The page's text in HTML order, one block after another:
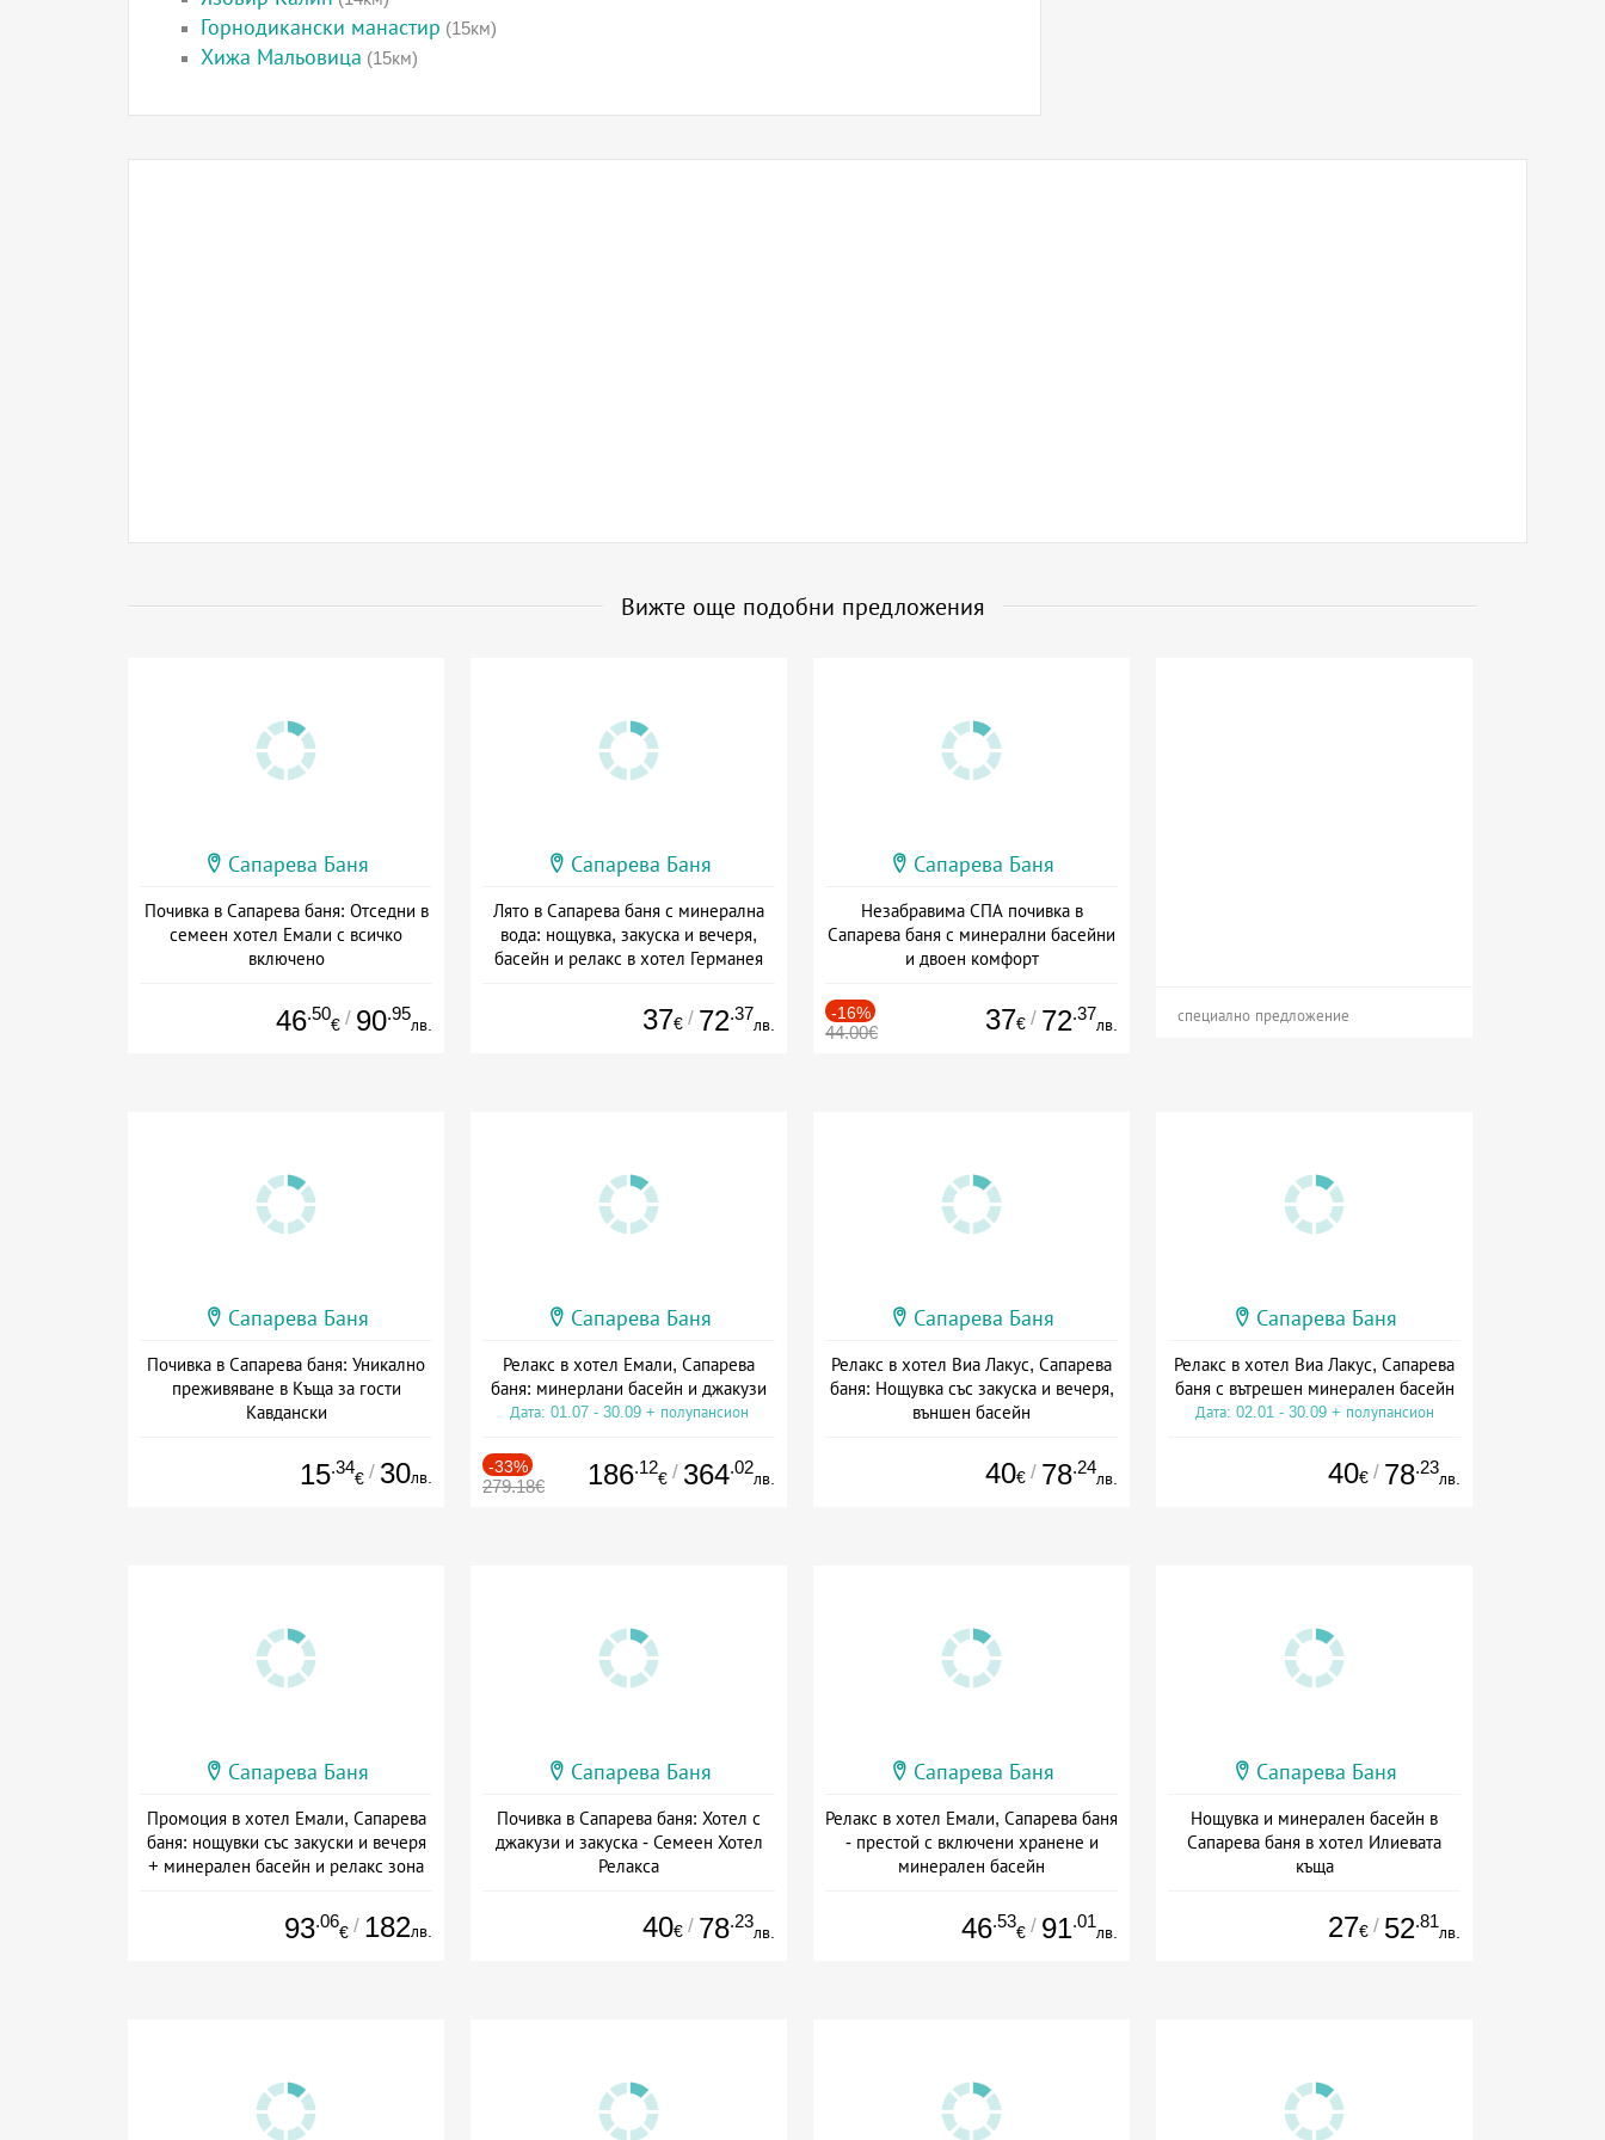
Горнодикански манастир (15км)
Хижа Мальовица (15км)
Вижте още подобни предложения
Сапарева Баня
Почивка в Сапарева баня: Отседни в
семеен хотел Емали с всичко
включено
46.50
€ / 90.95
лв.
Сапарева Баня
Лято в Сапарева баня с минерална
вода: нощувка, закуска и вечеря,
басейн и релакс в хотел Германея
37€ / 72.37
лв.
Сапарева Баня
Незабравима СПА почивка в
Сапарева баня с минерални басейни
и двоен комфорт
-16%
44.00€ 37€ / 72.37
лв. специално предложение
Сапарева Баня
Почивка в Сапарева баня: Уникално
преживяване в Къща за гости
Кавдански
15.34
€ / 30лв.
Сапарева Баня
Релакс в хотел Емали, Сапарева
баня: минерлани басейн и джакузи
Дата: 01.07 - 30.09 + полупансион
-33%
279.18€ 186.12
€ / 364.02
лв.
Сапарева Баня
Релакс в хотел Виа Лакус, Сапарева
баня: Нощувка със закуска и вечеря,
външен басейн
40€ / 78.24
лв.
Сапарева Баня
Релакс в хотел Виа Лакус, Сапарева
баня с вътрешен минерален басейн
Дата: 02.01 - 30.09 + полупансион
40€ / 78.23
лв.
Сапарева Баня
Промоция в хотел Емали, Сапарева
баня: нощувки със закуски и вечеря
+ минерален басейн и релакс зона
93.06
€ / 182лв.
Сапарева Баня
Почивка в Сапарева баня: Хотел с
джакузи и закуска - Семеен Хотел
Релакса
40€ / 78.23
лв.
Сапарева Баня
Релакс в хотел Емали, Сапарева баня
- престой с включени хранене и
минерален басейн
46.53
€ / 91.01
лв.
Сапарева Баня
Нощувка и минерален басейн в
Сапарева баня в хотел Илиевата
къща
27€ / 52.81
лв.